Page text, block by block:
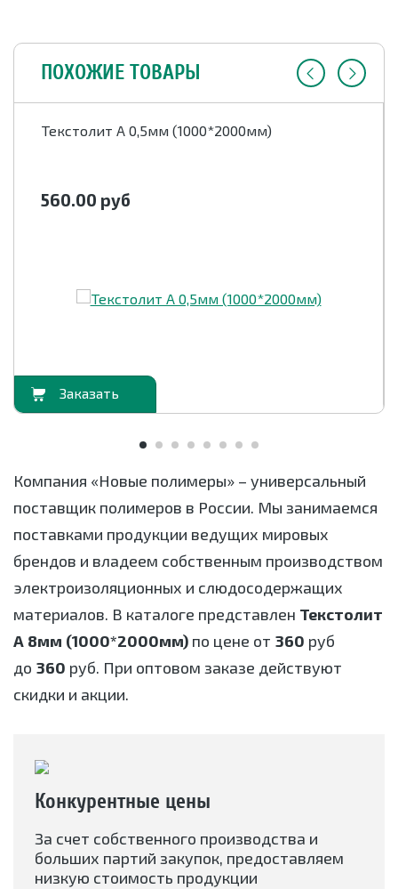
ПОХОЖИЕ ТОВАРЫ
Текстолит А 0,5мм (1000*2000мм)
560.00 руб
Компания «Новые полимеры» – универсальный
поставщик полимеров в России. Мы занимаемся
поставками продукции ведущих мировых
брендов и владеем собственным производством
электроизоляционных и слюдосодержащих
материалов. В каталоге представлен Текстолит
А 8мм (1000*2000мм) по цене от 360 руб
до 360 руб. При оптовом заказе действуют
скидки и акции.
Конкурентные цены
За счет собственного производства и
больших партий закупок, предоставляем
низкую стоимость продукции